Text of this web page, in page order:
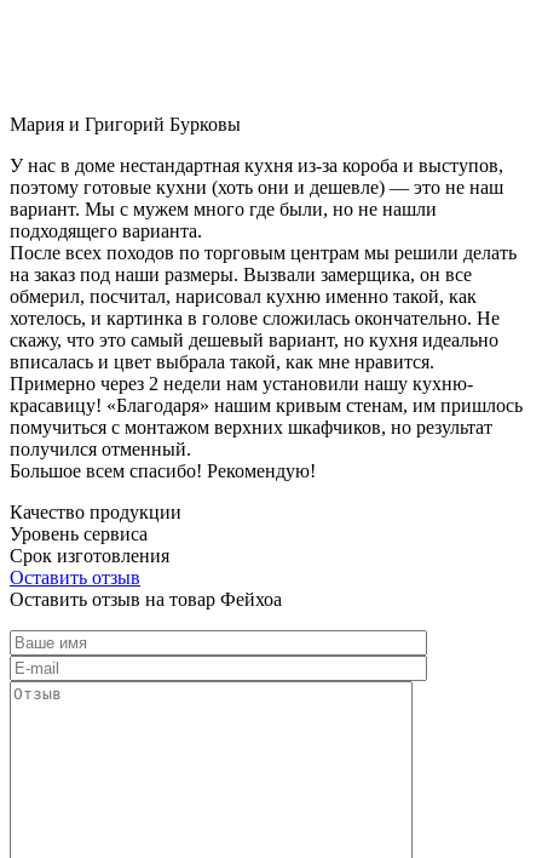
Мария и Григорий Бурковы
У нас в доме нестандартная кухня из-за короба и выступов,
поэтому готовые кухни (хоть они и дешевле) — это не наш
вариант. Мы с мужем много где были, но не нашли
подходящего варианта.
После всех походов по торговым центрам мы решили делать
на заказ под наши размеры. Вызвали замерщика, он все
обмерил, посчитал, нарисовал кухню именно такой, как
хотелось, и картинка в голове сложилась окончательно. Не
скажу, что это самый дешевый вариант, но кухня идеально
вписалась и цвет выбрала такой, как мне нравится.
Примерно через 2 недели нам установили нашу кухню-
красавицу! «Благодаря» нашим кривым стенам, им пришлось
помучиться с монтажом верхних шкафчиков, но результат
получился отменный.
Большое всем спасибо! Рекомендую!
Качество продукции
Уровень сервиса
Срок изготовления
Оставить отзыв
Оставить отзыв на товар Фейхоа